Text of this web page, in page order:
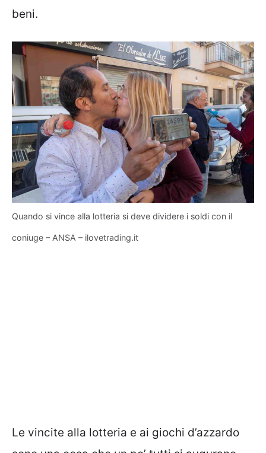
beni.
Quando si vince alla lotteria si deve dividere i soldi con il
coniuge – ANSA – ilovetrading.it
Le vincite alla lotteria e ai giochi d’azzardo